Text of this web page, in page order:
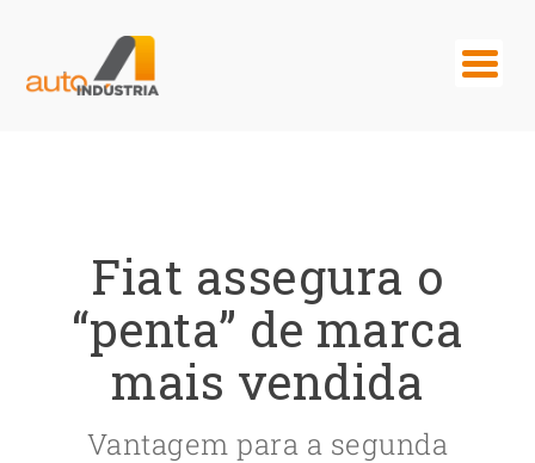
Fiat assegura o
“penta” de marca
mais vendida
Vantagem para a segunda